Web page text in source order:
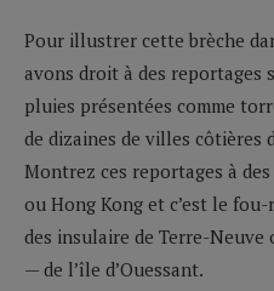
Pour illustrer cette brèche
avons droit à des reportages
pluies présentées comme
de dizaines de villes côtières
Montrez ces reportages à
ou Hong Kong et c’est le
des insulaire de Terre-
— de l’île d’Ouessant.